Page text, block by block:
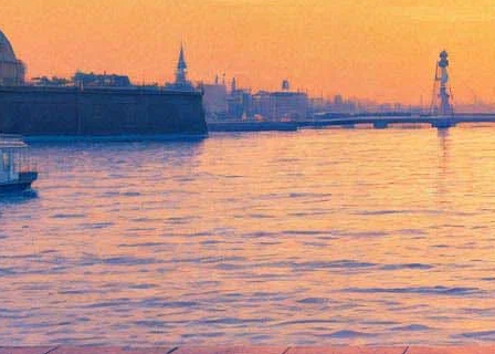
На «Киберфесте»
прослушают чайный гриб и
проанализируют
Тарковского